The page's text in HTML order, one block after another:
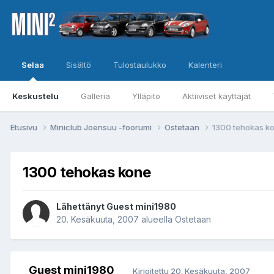
Selaa
Keskustelu Galleria Ylläpito Aktiiviset käyttäjät
Sisältö Tulostaulukko Kalenteri
Etusivu Miniclub Joensuu -foorumi Ostetaan 1300 tehokas
1300 tehokas kone
Lähettänyt Guest mini1980
20. Kesäkuuta, 2007 alueella Ostetaan
Guest mini1980 Kirjoitettu 20. Kesäkuuta, 2007